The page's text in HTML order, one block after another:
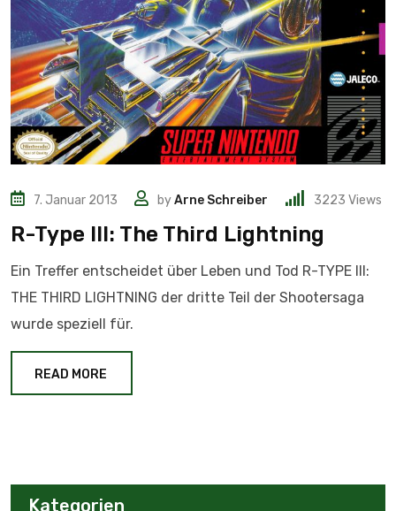
7. Januar 2013 byArne Schreiber 3223 Views
R-Type III: The Third Lightning
Ein Treffer entscheidet über Leben und Tod R-TYPE III:
THE THIRD LIGHTNING der dritte Teil der Shootersaga
wurde speziell für.
READ MORE
Kategorien